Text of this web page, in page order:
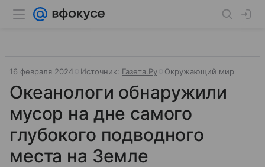
16 февраля 2024 Источник: Газета.Ру Окружающий мир
Океанологи обнаружили
мусор на дне самого
глубокого подводного
места на Земле